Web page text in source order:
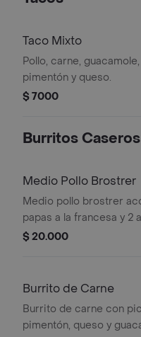
Taco Mixto
Pollo, carne,
pimentón y queso.
$ 7000
Burritos Caseros
Medio Pollo Brostrer
Medio pollo brostrer
papas a la francesa y 2
$ 20.000
Burrito de Carne
Burrito de carne con
pimentón, queso y